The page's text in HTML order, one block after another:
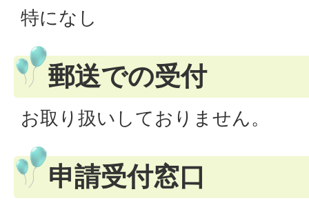
特になし
郵送での受付
お取り扱いしておりません。
申請受付窓口